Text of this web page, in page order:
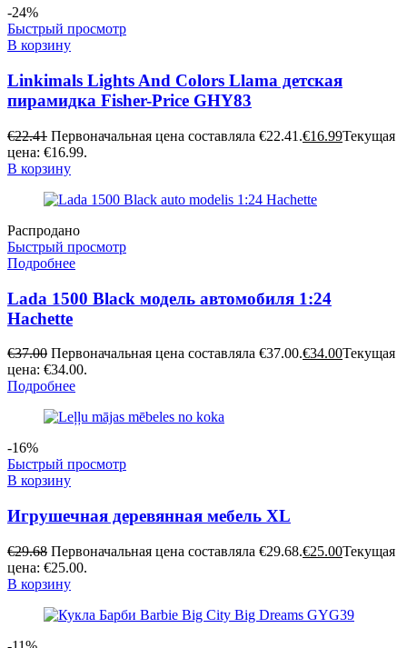
-24%
Быстрый просмотр
В корзину
Linkimals Lights And Colors Llama детская
пирамидка Fisher-Price GHY83
€22.41 Первоначальная цена составляла €22.41.€16.99Текущая
цена: €16.99.
В корзину
Распродано
Быстрый просмотр
Подробнее
Lada 1500 Black модель автомобиля 1:24
Hachette
€37.00 Первоначальная цена составляла €37.00.€34.00Текущая
цена: €34.00.
Подробнее
-16%
Быстрый просмотр
В корзину
Игрушечная деревянная мебель XL
€29.68 Первоначальная цена составляла €29.68.€25.00Текущая
цена: €25.00.
В корзину